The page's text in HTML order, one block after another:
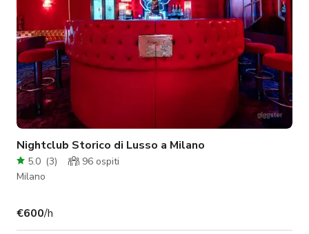
Nightclub Storico di Lusso a Milano
5.0 (3) 96 ospiti
Milano
€600/h